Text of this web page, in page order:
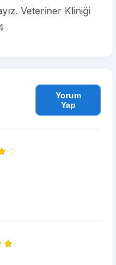
Veteriner Kliniği
Yorum
Yap